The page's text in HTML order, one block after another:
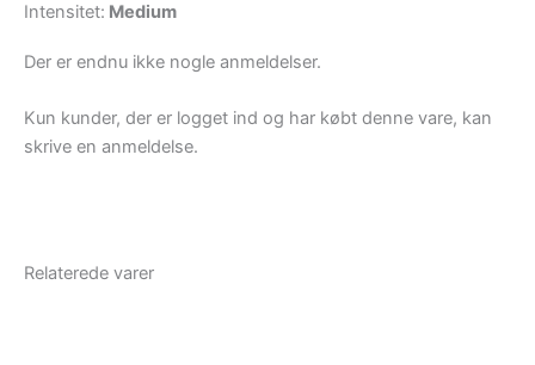
Intensitet: Medium
Der er endnu ikke nogle anmeldelser.
Kun kunder, der er logget ind og har købt denne vare, kan
skrive en anmeldelse.
Relaterede varer